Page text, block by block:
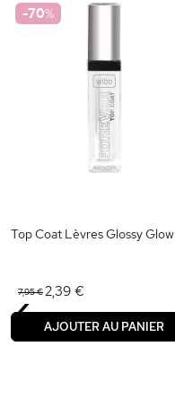
-70%
Top Coat Lèvres Glossy Glow
7,95 €2,39 €
AJOUTER AU PANIER
‹